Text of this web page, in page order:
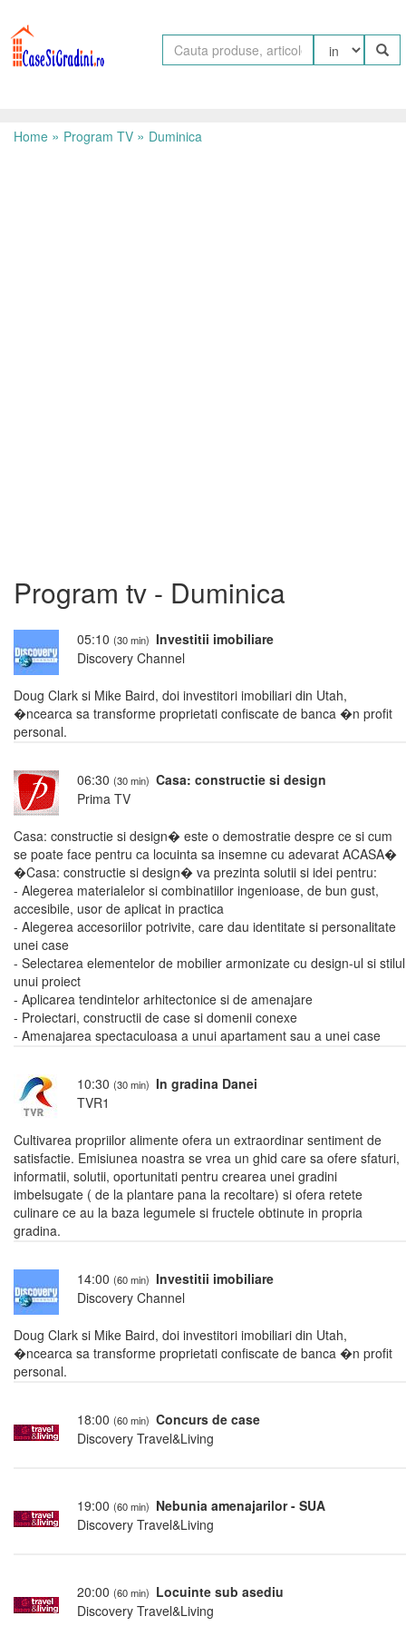
Home » Program TV » Duminica
Program tv - Duminica
05:10 (30 min) Investitii imobiliare
Discovery Channel
Doug Clark si Mike Baird, doi investitori imobiliari din Utah,
�ncearca sa transforme proprietati confiscate de banca �n profit
personal.
06:30 (30 min) Casa: constructie si design
Prima TV
Casa: constructie si design� este o demostratie despre ce si cum
se poate face pentru ca locuinta sa insemne cu adevarat ACASA�
�Casa: constructie si design� va prezinta solutii si idei pentru:
- Alegerea materialelor si combinatiilor ingenioase, de bun gust,
accesibile, usor de aplicat in practica
- Alegerea accesoriilor potrivite, care dau identitate si personalitate
unei case
- Selectarea elementelor de mobilier armonizate cu design-ul si stilul
unui proiect
- Aplicarea tendintelor arhitectonice si de amenajare
- Proiectari, constructii de case si domenii conexe
- Amenajarea spectaculoasa a unui apartament sau a unei case
10:30 (30 min) In gradina Danei
TVR1
Cultivarea propriilor alimente ofera un extraordinar sentiment de
satisfactie. Emisiunea noastra se vrea un ghid care sa ofere sfaturi,
informatii, solutii, oportunitati pentru crearea unei gradini
imbelsugate ( de la plantare pana la recoltare) si ofera retete
culinare ce au la baza legumele si fructele obtinute in propria
gradina.
14:00 (60 min) Investitii imobiliare
Discovery Channel
Doug Clark si Mike Baird, doi investitori imobiliari din Utah,
�ncearca sa transforme proprietati confiscate de banca �n profit
personal.
18:00 (60 min) Concurs de case
Discovery Travel&Living
19:00 (60 min) Nebunia amenajarilor - SUA
Discovery Travel&Living
20:00 (60 min) Locuinte sub asediu
Discovery Travel&Living